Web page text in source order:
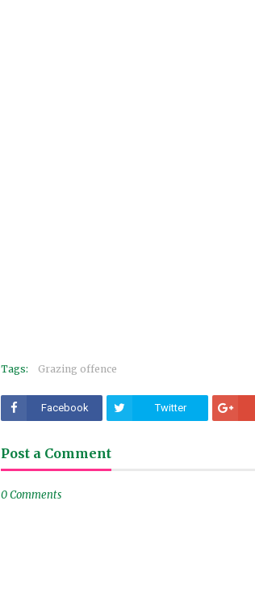
Tags: Grazing offence
Facebook Twitter
Post a Comment
0 Comments